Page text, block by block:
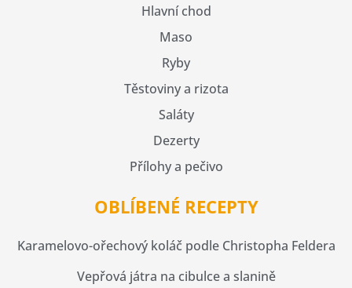
Hlavní chod
Maso
Ryby
Těstoviny a rizota
Saláty
Dezerty
Přílohy a pečivo
OBLÍBENÉ RECEPTY
Karamelovo-ořechový koláč podle Christopha Feldera
Vepřová játra na cibulce a slanině